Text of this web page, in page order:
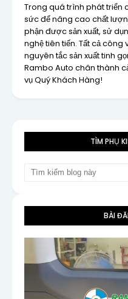
Trong quá trình phát triển
sức để nâng cao chất
phận được sản xuất, sử
nghệ tiên tiến. Tất cả
nguyên tắc sản xuất tinh
Rambo Auto chân thành
vụ Quý Khách Hàng!
TÌM PHỤ
BÀI